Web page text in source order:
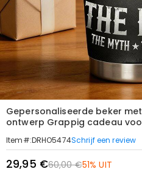
Gepersonaliseerde beker
ontwerp Grappig cadeau
Item#:DRHO5474Schrijf een review
29,95 €60,00 €51% UIT